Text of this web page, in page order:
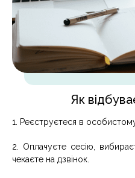
Як
1. Реєструєтеся в особистому
2. Оплачуєте сесію,
чекаєте на дзвінок.